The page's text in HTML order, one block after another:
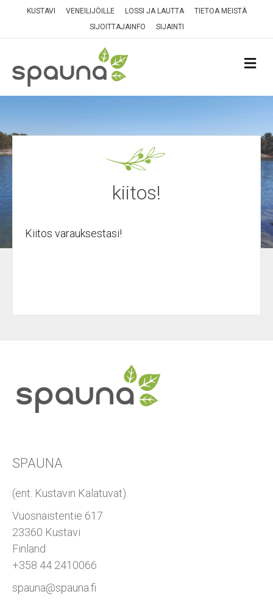
KUSTAVI VENEILIJÖILLE LOSSI JA LAUTTA
TIETOA MEISTÄ
SIJOITTAJAINFO
SIJAINTI
kiitos!
Kiitos varauksestasi!
SPAUNA
(ent. Kustavin Kalatuvat)
Vuosnaistentie 617
23360 Kustavi
Finland
+358 44 2410066
spauna@spauna.fi